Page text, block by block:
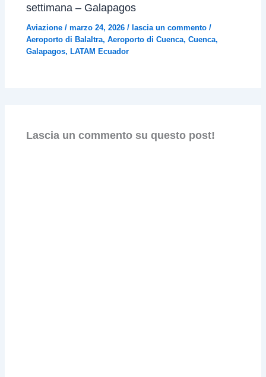
settimana – Galapagos
Aviazione /marzo 24, 2026/lascia un commento /
Aeroporto di Balaltra,Aeroporto di Cuenca,Cuenca,
Galapagos,LATAM Ecuador
Lascia un commento su questo post!